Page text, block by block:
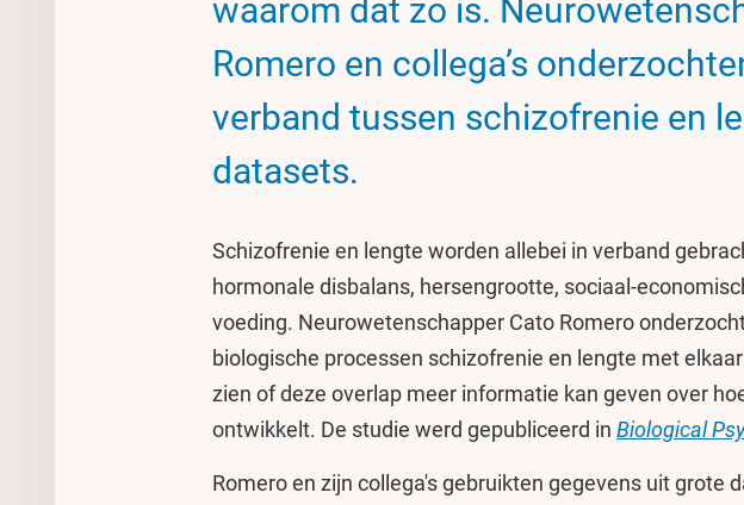
waarom dat zo is.
Romero en collega’s
verband tussen schizofrenie en
datasets.
Schizofrenie en lengte worden allebei in verband
hormonale disbalans, hersengrootte, sociaal-
voeding. Neurowetenschapper Cato Romero
biologische processen schizofrenie en lengte met
zien of deze overlap meer informatie kan geven over
ontwikkelt. De studie werd gepubliceerd in Biological
Romero en zijn collega's gebruikten gegevens uit grote